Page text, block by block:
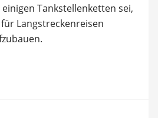
Tankstellenketten sei,
Langstreckenreisen